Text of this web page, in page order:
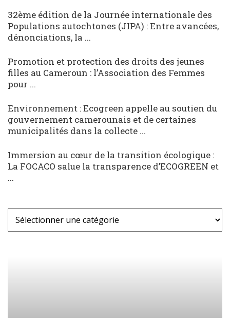
32ème édition de la Journée internationale des
Populations autochtones (JIPA) : Entre avancées,
dénonciations, la ...
Promotion et protection des droits des jeunes
filles au Cameroun : l’Association des Femmes
pour ...
Environnement : Ecogreen appelle au soutien du
gouvernement camerounais et de certaines
municipalités dans la collecte ...
Immersion au cœur de la transition écologique :
La FOCACO salue la transparence d’ECOGREEN et
...